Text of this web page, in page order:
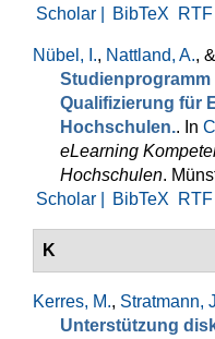
Scholar |
BibTeX RTF
Nübel, I., Nattland, A., &
Studienprogramm
Qualifizierung für
Hochschulen.. In
eLearning
Hochschulen.
Scholar |
BibTeX RTF
K
Kerres, M., Stratmann,
Unterstützung